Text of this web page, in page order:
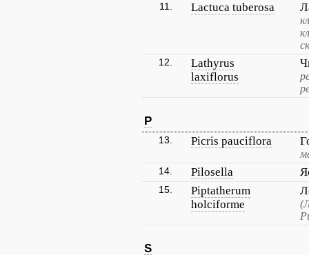
11. Lactuca tuberosa
12.
Lathyrus
laxiflorus
P
13. Picris pauciflora
14. Pilosella
15.
Piptatherum
holciforme
S